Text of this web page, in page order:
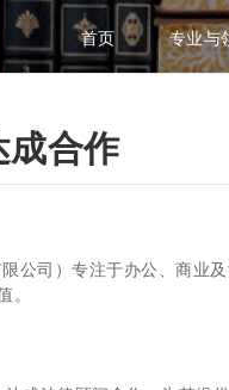
首页 专业与
合作
公司）专注于办公、商业
。